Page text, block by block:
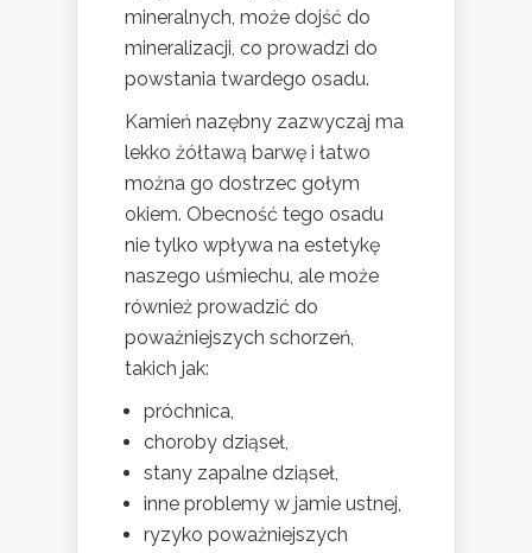
mineralnych, może dojść do
mineralizacji, co prowadzi do
powstania twardego osadu.
Kamień nazębny zazwyczaj ma
lekko żółtawą barwę i łatwo
można go dostrzec gołym
okiem. Obecność tego osadu
nie tylko wpływa na estetykę
naszego uśmiechu, ale może
również prowadzić do
poważniejszych schorzeń,
takich jak:
próchnica,
choroby dziąseł,
stany zapalne dziąseł,
inne problemy w jamie ustnej,
ryzyko poważniejszych